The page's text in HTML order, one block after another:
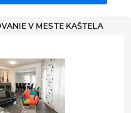
V MESTE KAŠTELA